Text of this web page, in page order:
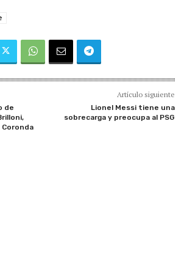
de
Artículo siguiente
Lionel Messi tiene una
sobrecarga y preocupa al PSG